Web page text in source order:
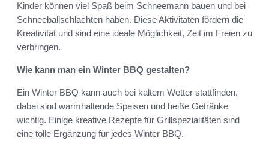
Kinder können viel Spaß beim Schneemann bauen und bei
Schneeballschlachten haben. Diese Aktivitäten fördern die
Kreativität und sind eine ideale Möglichkeit, Zeit im Freien zu
verbringen.
Wie kann man ein Winter BBQ gestalten?
Ein Winter BBQ kann auch bei kaltem Wetter stattfinden,
dabei sind warmhaltende Speisen und heiße Getränke
wichtig. Einige kreative Rezepte für Grillspezialitäten sind
eine tolle Ergänzung für jedes Winter BBQ.